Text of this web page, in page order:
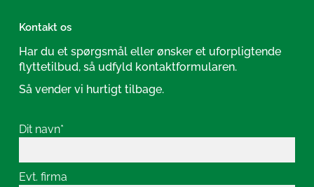
Kontakt os
Har du et spørgsmål eller ønsker et uforpligtende
flyttetilbud, så udfyld kontaktformularen.
Så vender vi hurtigt tilbage.
Dit navn*
Evt. firma